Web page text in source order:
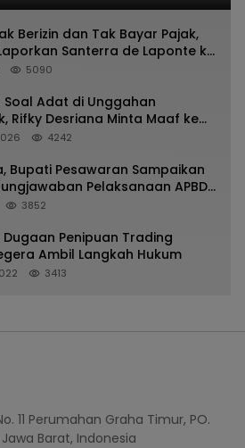
Berizin dan Tak Bayar Pajak,
Laporkan Santerra de Laponte ke
Kota Batu
5090
Soal Adat di Unggahan
Rifky Desriana Minta Maaf ke
Kubar
4242
Bupati Pesawaran Sampaikan
Pelaksanaan APBD
3852
Penipuan Trading
Ambil Langkah Hukum
3413
11 Perumahan Graha Timur, PO.
Jawa Barat, Indonesia